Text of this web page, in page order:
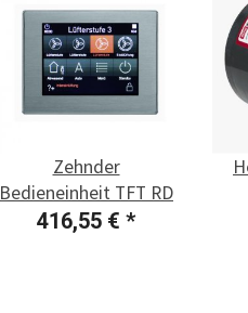
Zehnder
Bedieneinheit TFT RD
416,55 € *